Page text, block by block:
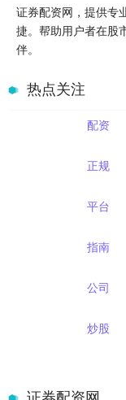
证券配资网，提供专
捷。帮助用户者在股
伴。
热点关注
配资
正规
平台
指南
公司
炒股